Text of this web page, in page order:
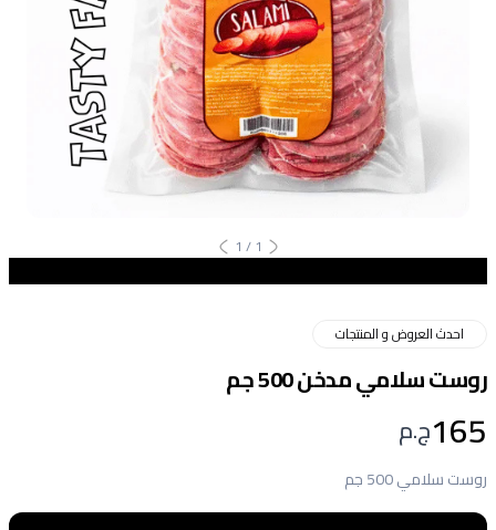
1
/
1
احدث العروض و المنتجات
روست سلامي مدخن 500 جم
165ج.م
روست سلامي 500 جم